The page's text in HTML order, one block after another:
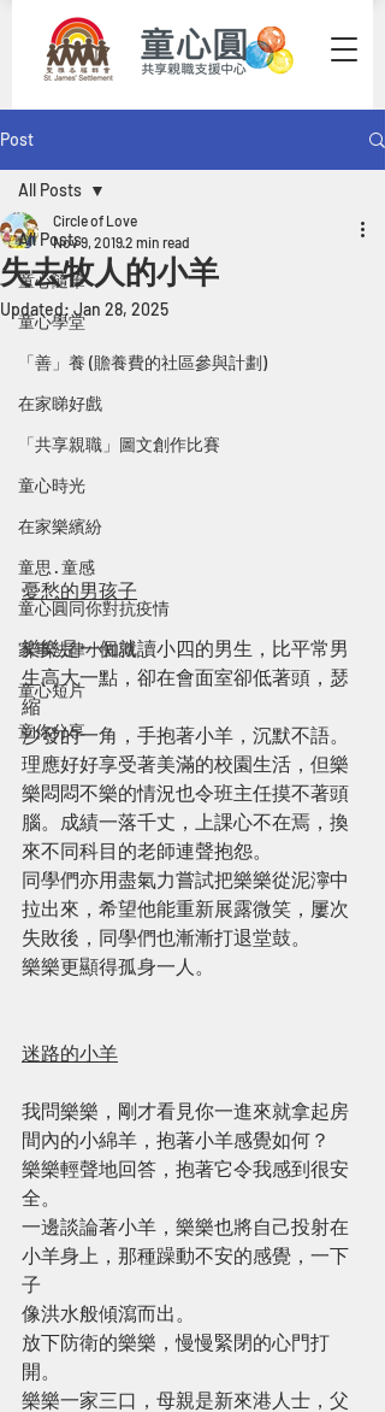
Post
All Posts
童心隨筆
童心學堂
「善」養 (贍養費的社區參與計劃)
在家睇好戲
「共享親職」圖文創作比賽
童心時光
在家樂繽紛
童思 · 童感
童心圓同你對抗疫情
家事法律小知識
童心短片
童你分享
All Posts
失去牧人的小羊
Circle of Love
Nov 9, 20192 min read
Updated: Jan 28, 2025
憂愁的男孩子
樂樂是一個就讀小四的男生，比平常男
生高大一點，卻在會面室卻低著頭，瑟
縮
沙發的一角，手抱著小羊，沉默不語。
理應好好享受著美滿的校園生活，但樂
樂悶悶不樂的情況也令班主任摸不著頭
腦。成績一落千丈，上課心不在焉，換
來不同科目的老師連聲抱怨。
同學們亦用盡氣力嘗試把樂樂從泥濘中
拉出來，希望他能重新展露微笑，屢次
失敗後，同學們也漸漸打退堂鼓。
樂樂更顯得孤身一人。
迷路的小羊
我問樂樂，剛才看見你一進來就拿起房
間內的小綿羊，抱著小羊感覺如何？
樂樂輕聲地回答，抱著它令我感到很安
全。
一邊談論著小羊，樂樂也將自己投射在
小羊身上，那種躁動不安的感覺，一下
子
像洪水般傾瀉而出。
放下防衛的樂樂，慢慢緊閉的心門打
開。
樂樂一家三口，母親是新來港人士，父